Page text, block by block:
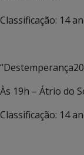
Classificação: 14
Às 19h – Átrio do
Classificação: 14